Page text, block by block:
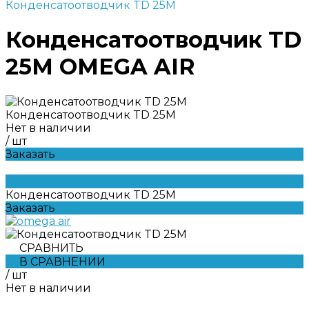
Конденсатоотводчик TD 25M
Конденсатоотводчик TD
25M OMEGA AIR
Конденсатоотводчик TD 25M
Нет в наличии
/ шт
Заказать
Конденсатоотводчик TD 25M
Заказать
СРАВНИТЬ
В СРАВНЕНИИ
/ шт
Нет в наличии